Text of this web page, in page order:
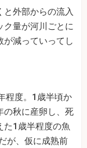
外部からの流入
ク量が河川ごとに
が減っていってし
程度。1歳半頃か
の秋に産卵し、死
た1歳半程度の魚
が、仮に成熟前